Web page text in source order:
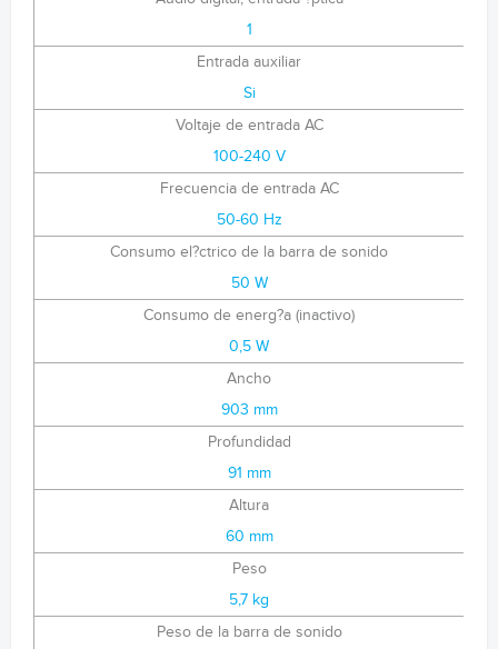
1
Entrada auxiliar
Si
Voltaje de entrada AC
100-240 V
Frecuencia de entrada AC
50-60 Hz
Consumo el?ctrico de la barra de sonido
50 W
Consumo de energ?a (inactivo)
0,5 W
Ancho
903 mm
Profundidad
91 mm
Altura
60 mm
Peso
5,7 kg
Peso de la barra de sonido